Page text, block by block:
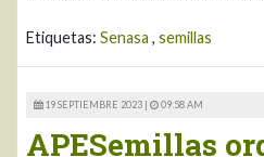
Etiquetas: Senasa , semillas
19 SEPTIEMBRE 2023 | 09:58 AM
APESemillas